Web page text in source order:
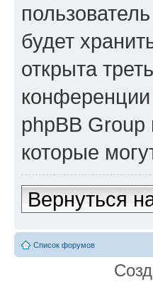
будет
открыта
phpBB Group
которые
Вернуться
Список форумов